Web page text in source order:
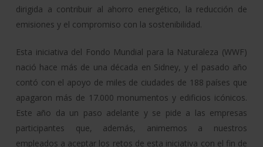
dirigida a contribuir al ahorro energético, la reducción de
emisiones y el compromiso con la sostenibilidad.
Esta iniciativa del Fondo Mundial para la Naturaleza (WWF)
nació hace más de una década en Sidney, y el pasado año
contó con el apoyo de miles de ciudades de 188 países que
apagaron más de 17.000 monumentos y edificios icónicos.
Este año da un paso adelante y se pide a las empresas
participantes que, además, animemos a nuestros
empleados a aceptar los retos de esta iniciativa con el fin de